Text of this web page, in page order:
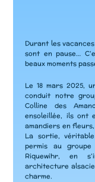
Durant les
sont en pause…
beaux moments
Le 18 mars 2025,
conduit notre
Colline des
ensoleillée, ils ont
amandiers en
La sortie,
permis au
Riquewihr, en
architecture
charme.